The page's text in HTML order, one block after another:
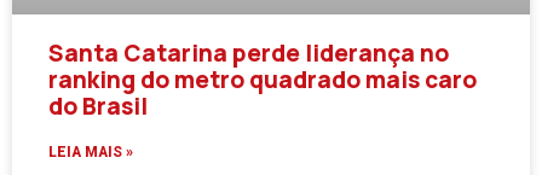
Santa Catarina perde liderança no
ranking do metro quadrado mais caro
do Brasil
LEIA MAIS »